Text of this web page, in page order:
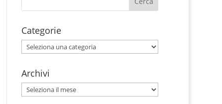
Categorie
Categorie
Archivi
Archivi